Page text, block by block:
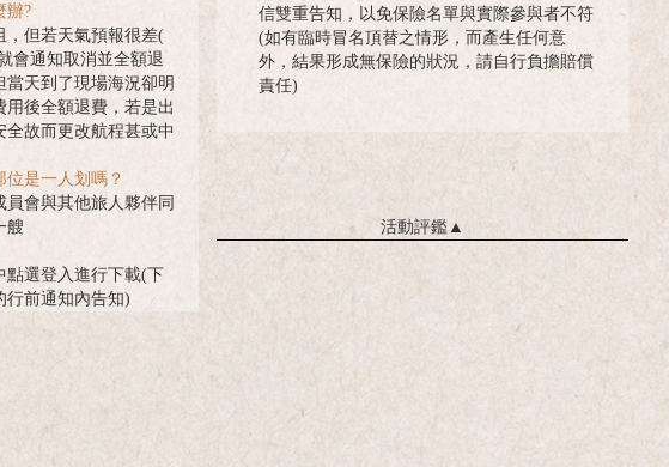
辦?
，但若天氣預報很差(
會通知取消並全額退
天到了現場海況卻明
後全額退費，若是出
全故而更改航程甚或中
是一人划嗎？
會與其他旅人夥伴同
艘
點選登入進行下載(下
行前通知內告知)
信雙重告知，以免保險名單與實際參與者不符
(如有臨時冒名頂替之情形，而產生任何意
外，結果形成無保險的狀況，請自行負擔賠償
責任)
活動評鑑▲